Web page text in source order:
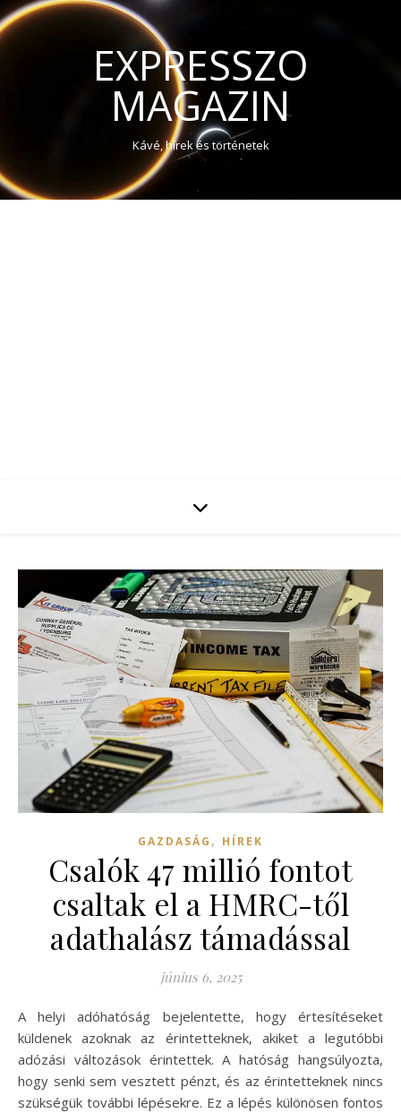
EXPRESSZO
MAGAZIN
Kávé, hírek és történetek
GAZDASÁG , HÍREK
Csalók 47 millió fontot
csaltak el a HMRC-től
adathalász támadással
június 6, 2025
A helyi adóhatóság bejelentette, hogy értesítéseket
küldenek azoknak az érintetteknek, akiket a legutóbbi
adózási változások érintettek. A hatóság hangsúlyozta,
hogy senki sem vesztett pénzt, és az érintetteknek nincs
szükségük további lépésekre. Ez a lépés különösen fontos